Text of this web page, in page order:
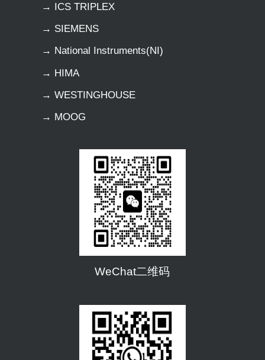
→ ICS TRIPLEX
→ SIEMENS
→ National Instruments(NI)
→ HIMA
→ WESTINGHOUSE
→ MOOG
WeChat二维码